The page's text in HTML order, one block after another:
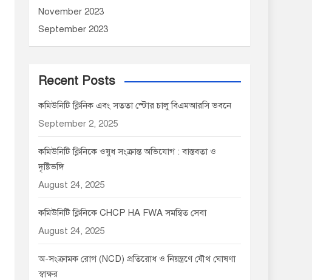
November 2023
September 2023
Recent Posts
কমিউনিটি ক্লিনিক এবং সততা স্টোর চালু বিএমআরসি ভবনে
September 2, 2025
কমিউনিটি ক্লিনিকে ওষুধ সংক্রান্ত অভিযোগ : বাস্তবতা ও
দৃষ্টিভঙ্গি
August 24, 2025
কমিউনিটি ক্লিনিকে CHCP HA FWA সমন্বিত সেবা
August 24, 2025
অ-সংক্রামক রোগ (NCD) প্রতিরোধ ও নিয়ন্ত্রণে যৌথ ঘোষণা
স্বাক্ষর